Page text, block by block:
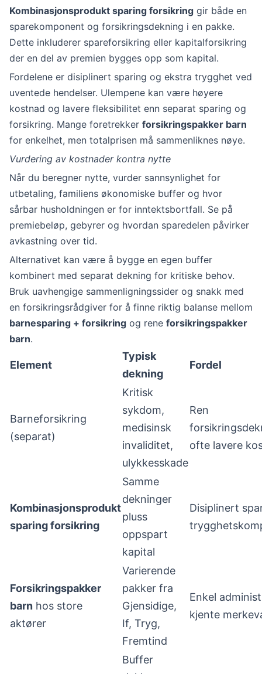
Kombinasjonsprodukt sparing forsikring gir både en
sparekomponent og forsikringsdekning i en pakke.
Dette inkluderer spareforsikring eller kapitalforsikring
der en del av premien bygges opp som kapital.
Fordelene er disiplinert sparing og ekstra trygghet ved
uventede hendelser. Ulempene kan være høyere
kostnad og lavere fleksibilitet enn separat sparing og
forsikring. Mange foretrekker forsikringspakker barn
for enkelhet, men totalprisen må sammenliknes nøye.
Vurdering av kostnader kontra nytte
Når du beregner nytte, vurder sannsynlighet for
utbetaling, familiens økonomiske buffer og hvor
sårbar husholdningen er for inntektsbortfall. Se på
premiebeløp, gebyrer og hvordan sparedelen påvirker
avkastning over tid.
Alternativet kan være å bygge en egen buffer
kombinert med separat dekning for kritiske behov.
Bruk uavhengige sammenligningssider og snakk med
en forsikringsrådgiver for å finne riktig balanse mellom
barnesparing + forsikring og rene forsikringspakker
barn.
Element
Typisk
dekning
Fordel
Barneforsikring
(separat)
Kritisk
sykdom,
medisinsk
invaliditet,
ulykkesskade
Ren
ofte lavere
Kombinasjonsprodukt
sparing forsikring
Samme
dekninger
pluss
oppspart
kapital
Disiplinert
Forsikringspakker
barn hos store
aktører
Varierende
pakker fra
Gjensidige,
If, Tryg,
Fremtind
Enkel
kjente
Buffer